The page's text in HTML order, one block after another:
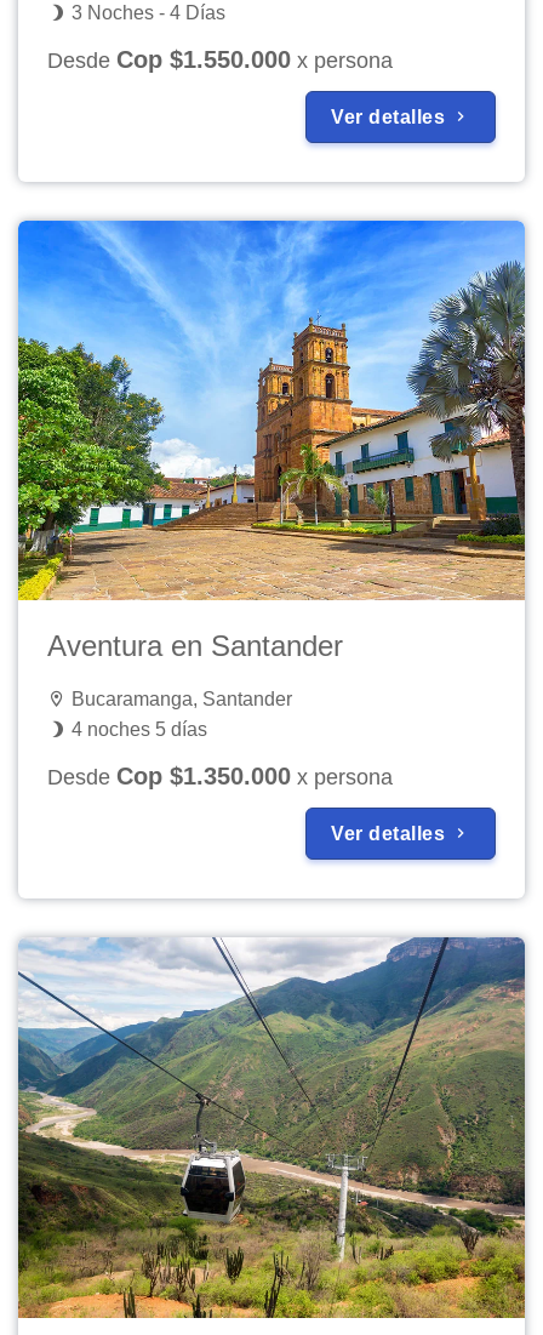
3 Noches - 4 Días
Desde Cop $1.550.000 x persona
Ver detalles
Aventura en Santander
Bucaramanga, Santander
4 noches 5 días
Desde Cop $1.350.000 x persona
Ver detalles